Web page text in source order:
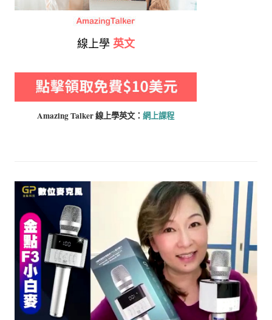
線上學 英文
Amazing Talker 線上學英文： 網上課程